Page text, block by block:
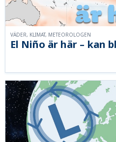
El Niño är här – kan
VÄDER, KLIMAT, METEOROLOGEN